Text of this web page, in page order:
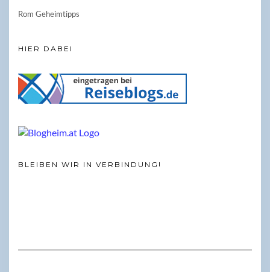
Rom Geheimtipps
HIER DABEI
BLEIBEN WIR IN VERBINDUNG!